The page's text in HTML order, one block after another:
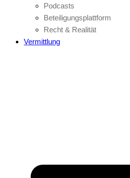
Podcasts
Beteiligungsplattform
Recht & Realität
Vermittlung